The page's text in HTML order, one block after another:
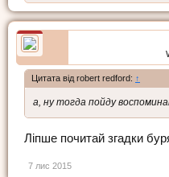
Цитата від robert redford: ↑
а, ну тогда пойду
Ліпше почитай згадки
7 лис 2015